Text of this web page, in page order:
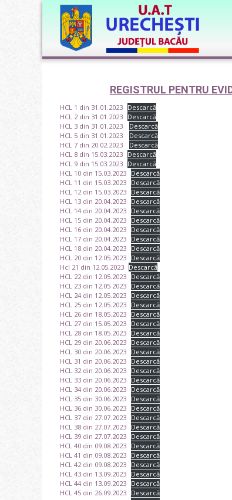
REGISTRUL PENTRU
HCL 1 din 31.01.2023 Descarcă
HCL 2 din 31.01.2023 Descarcă
HCL 3 din 31.01.2023
Descarcă
HCL 5 din 31.01.2023
Descarcă
HCL 7 din 20.02.2023
Descarcă
HCL 8 din 15.03.2023 Descarcă
HCL 9 din 15.03.2023 Descarcă
HCL 10 din 15.03.2023 Descarcă
HCL 11 din 15.03.2023 Descarcă
HCL 12 din 15.03.2023 Descarcă
HCL 13 din 20.04.2023 Descarcă
HCL 14 din 20.04.2023 Descarcă
HCL 15 din 20.04.2023 Descarcă
HCL 16 din 20.04.2023 Descarcă
HCL 17 din 20.04.2023 Descarcă
HCL 18 din 20.04.2023 Descarcă
HCL 20 din 12.05.2023 Descarcă
Hcl 21 din 12.05.2023 Descarcă
HCL 22 din 12.05.2023 Descarcă
HCL 23 din 12.05 2023 Descarcă
HCL 24 din 12.05.2023 Descarcă
HCL 25 din 12.05.2023 Descarcă
HCL 26 din 18.05.2023 Descarcă
HCL 27 din 15.05.2023 Descarcă
HCL 28 din 18.05.2023 Descarcă
HCL 29 din 20.06.2023 Descarcă
HCL 30 din 20.06.2023 Descarcă
HCL 31 din 20.06.2023 Descarcă
HCL 32 din 20.06.2023 Descarcă
HCL 33 din 20.06.2023 Descarcă
HCL 34 din 20.06.2023 Descarcă
HCL 35 din 30.06.2023 Descarcă
HCL 36 din 30.06.2023 Descarcă
HCL 37 din 27.07.2023 Descarcă
HCL 38 din 27.07.2023 Descarcă
HCL 39 din 27.07.2023 Descarcă
HCL 40 din 09.08.2023 Descarcă
HCL 41 din 09.08.2023 Descarcă
HCL 42 din 09.08.2023 Descarcă
HCL 43 din 13.09.2023 Descarcă
HCL 44 din 13.09.2023 Descarcă
HCL 45 din 26.09.2023 Descarcă